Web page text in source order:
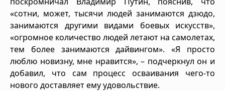
«сотни, может, тысячи людей занимаются дзюдо,
занимаются другими видами боевых искусств»,
«огромное количество людей летают на самолетах,
тем более занимаются дайвингом». «Я просто
люблю новизну, мне нравится», – подчеркнул он и
добавил, что сам процесс осваивания чего-то
нового доставляет ему удовольствие.